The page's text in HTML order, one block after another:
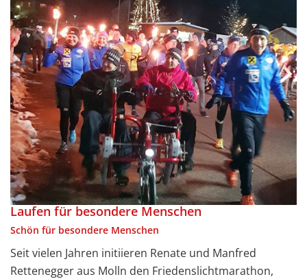
Laufen für besondere Menschen
Schön für besondere Menschen
Seit vielen Jahren initiieren Renate und Manfred
Rettenegger aus Molln den Friedenslichtmarathon,